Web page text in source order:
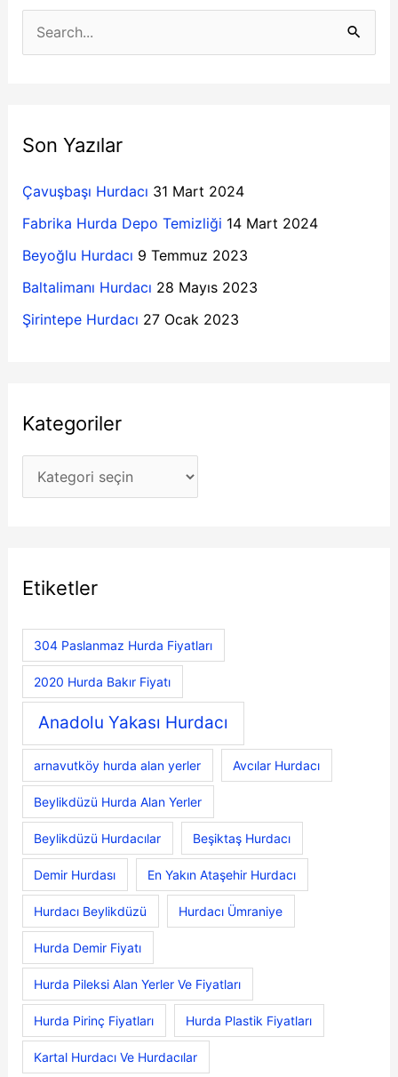
c
r
:
Son Yazılar
Çavuşbaşı Hurdacı 31 Mart 2024
Fabrika Hurda Depo Temizliği 14 Mart 2024
Beyoğlu Hurdacı 9 Temmuz 2023
Baltalimanı Hurdacı 28 Mayıs 2023
Şirintepe Hurdacı 27 Ocak 2023
Kategoriler
t
o
i
l
e
r
Etiketler
304 Paslanmaz Hurda Fiyatları
2020 Hurda Bakır Fiyatı
Anadolu Yakası Hurdacı
arnavutköy hurda alan yerler Avcılar Hurdacı
Beylikdüzü Hurda Alan Yerler
Beylikdüzü Hurdacılar Beşiktaş Hurdacı
Demir Hurdası En Yakın Ataşehir Hurdacı
Hurdacı Beylikdüzü Hurdacı Ümraniye
Hurda Demir Fiyatı
Hurda Pileksi Alan Yerler Ve Fiyatları
Hurda Pirinç Fiyatları Hurda Plastik Fiyatları
Kartal Hurdacı Ve Hurdacılar